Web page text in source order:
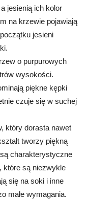
jesienią ich kolor
na krzewie pojawiają
jesieni
o purpurowych
wysokości.
piękne kępki
czuje się w suchej
który dorasta nawet
tworzy piękną
charakterystyczne
które są niezwykle
się na soki i inne
małe wymagania.